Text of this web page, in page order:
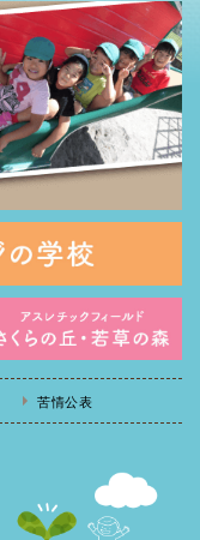
苦情公表